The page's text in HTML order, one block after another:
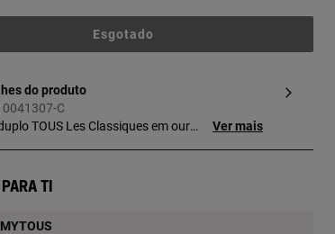
Esgotado
do produto
C
TOUS Les Classiques em ouro
Ver mais
para ti